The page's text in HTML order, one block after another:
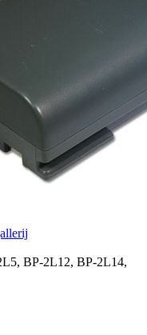
BP-2L12, BP-2L14,